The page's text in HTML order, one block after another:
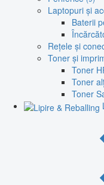
Laptopuri și
Baterii
Rețele și
Toner și
Toner
Toner
Toner